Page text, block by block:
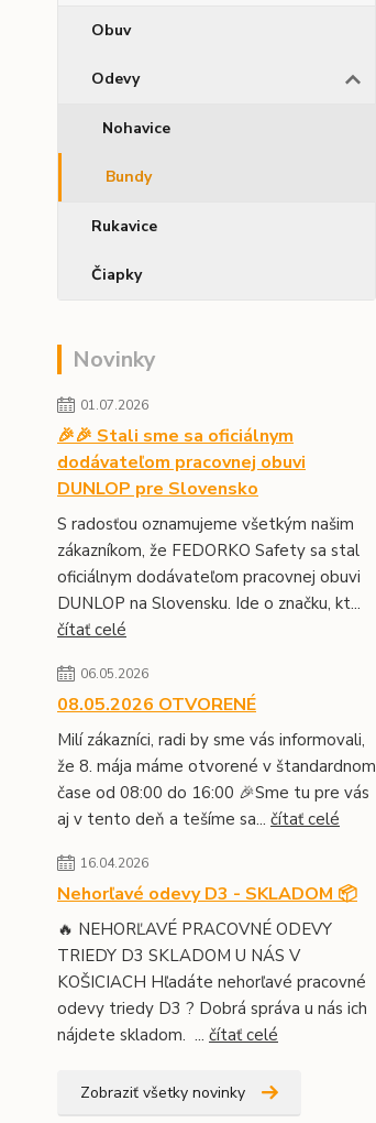
Obuv
Odevy
Nohavice
Bundy
Rukavice
Čiapky
Novinky
01.07.2026
🎉🎉 Stali sme sa oficiálnym
dodávateľom pracovnej obuvi
DUNLOP pre Slovensko
S radosťou oznamujeme všetkým našim
zákazníkom, že FEDORKO Safety sa stal
oficiálnym dodávateľom pracovnej obuvi
DUNLOP na Slovensku. Ide o značku, kt...
čítať celé
06.05.2026
08.05.2026 OTVORENÉ
Milí zákazníci, radi by sme vás informovali,
že 8. mája máme otvorené v štandardnom
čase od 08:00 do 16:00 🎉Sme tu pre vás
aj v tento deň a tešíme sa... čítať celé
16.04.2026
Nehorľavé odevy D3 - SKLADOM 📦
🔥 NEHORĽAVÉ PRACOVNÉ ODEVY
TRIEDY D3 SKLADOM U NÁS V
KOŠICIACH Hľadáte nehorľavé pracovné
odevy triedy D3 ? Dobrá správa u nás ich
nájdete skladom. ... čítať celé
Zobraziť všetky novinky